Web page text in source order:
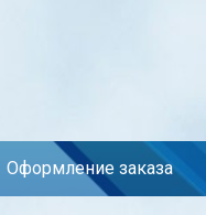
Оформление заказа